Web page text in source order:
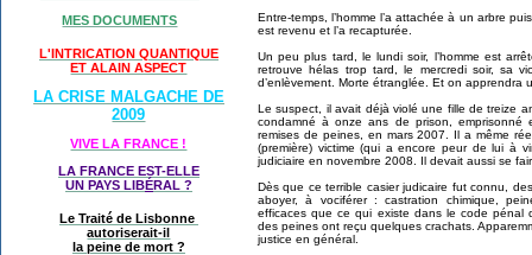
MES DOCUMENTS
L'INTRICATION QUANTIQUE
ET ALAIN ASPECT
LA CRISE MALGACHE DE
2009
VIVE LA FRANCE !
LA FRANCE EST-ELLE
UN PAYS LIBÉRAL ?
Le Traité de Lisbonne
autoriserait-il
la peine de mort ?
Entre-temps, l’homme l’a attachée à un arbre
est revenu et l’a recapturée.
Un peu plus tard, le lundi soir, l’homme est
retrouve hélas trop tard, le mercredi soir, sa
d’enlèvement. Morte étranglée. Et on apprendra
Le suspect, il avait déjà violé une fille de treize
condamné à onze ans de prison,
remises de peines, en mars 2007. Il a même
(première) victime (qui a encore peur de lui à
judiciaire en novembre 2008. Il devait aussi se
Dès que ce terrible casier judicaire fut connu,
aboyer, à vociférer : castration chimique,
efficaces que ce qui existe dans le code pénal
des peines ont reçu quelques crachats.
justice en général.